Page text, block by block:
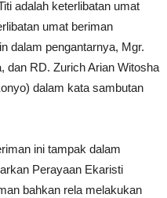
adalah keterlibatan umat
umat beriman
dalam pengantarnya, Mgr.
dan RD. Zurich Arian Witosha
dalam kata sambutan
ini tampak dalam
Perayaan Ekaristi
bahkan rela melakukan